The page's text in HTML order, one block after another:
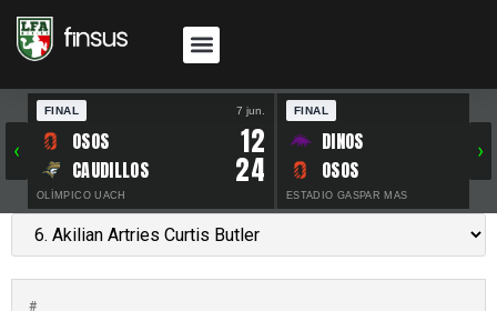
‹
FINAL 7 jun.
OSOS 12
CAUDILLOS 24
OLÍMPICO UACH
FINAL
DINOS
OSOS
ESTADIO GASPAR MAS
›
#